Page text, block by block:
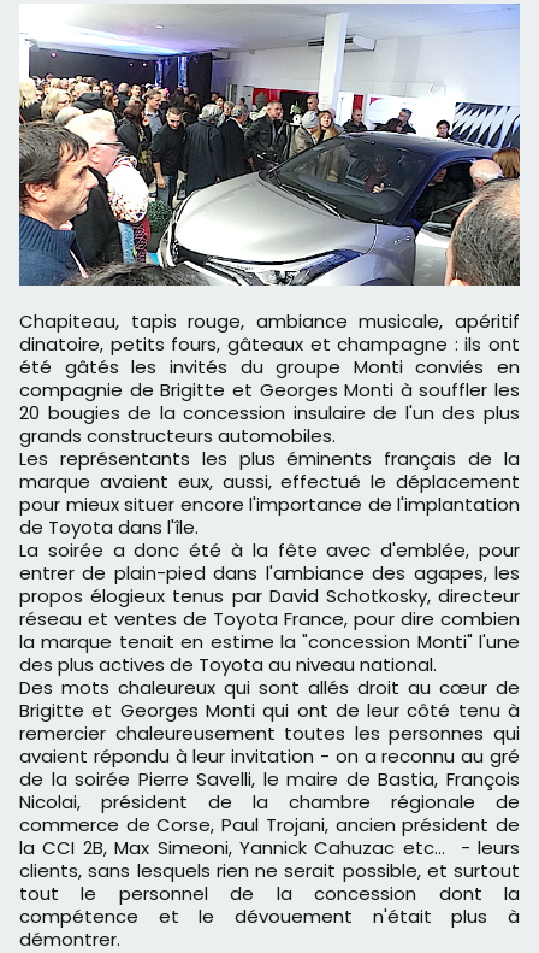
Chapiteau, tapis rouge, ambiance musicale, apéritif
dinatoire, petits fours, gâteaux et champagne : ils ont
été gâtés les invités du groupe Monti conviés en
compagnie de Brigitte et Georges Monti à souffler les
20 bougies de la concession insulaire de l'un des plus
grands constructeurs automobiles.
Les représentants les plus éminents français de la
marque avaient eux, aussi, effectué le déplacement
pour mieux situer encore l'importance de l'implantation
de Toyota dans l'île.
La soirée a donc été à la fête avec d'emblée, pour
entrer de plain-pied dans l'ambiance des agapes, les
propos élogieux tenus par David Schotkosky, directeur
réseau et ventes de Toyota France, pour dire combien
la marque tenait en estime la "concession Monti" l'une
des plus actives de Toyota au niveau national.
Des mots chaleureux qui sont allés droit au cœur de
Brigitte et Georges Monti qui ont de leur côté tenu à
remercier chaleureusement toutes les personnes qui
avaient répondu à leur invitation - on a reconnu au gré
de la soirée Pierre Savelli, le maire de Bastia, François
Nicolai, président de la chambre régionale de
commerce de Corse, Paul Trojani, ancien président de
la CCI 2B, Max Simeoni, Yannick Cahuzac etc... - leurs
clients, sans lesquels rien ne serait possible, et surtout
tout le personnel de la concession dont la
compétence et le dévouement n'était plus à
démontrer.